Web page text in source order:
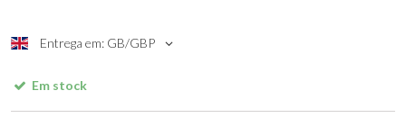
Entrega em: GB/GBP
Em stock